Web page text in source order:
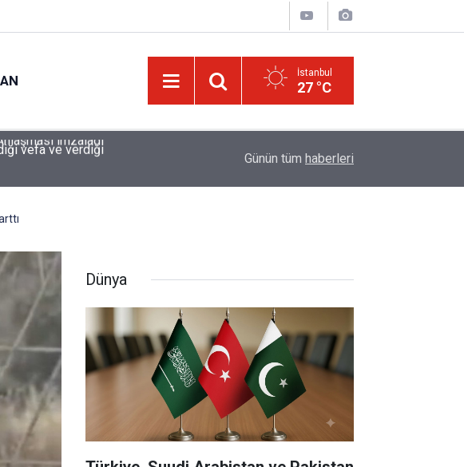
İstanbul
27 °C
vefa ve verdiği
Meta'ya çocuk güvenliği davasında rekor
Günün tüm haberleri
Dünya